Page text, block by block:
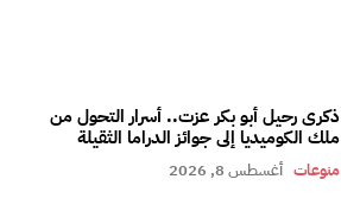
ذكرى رحيل أبو بكر عزت.. أسرار التحول من
ملك الكوميديا إلى جوائز الدراما الثقيلة
منوعات أغسطس 8, 2026